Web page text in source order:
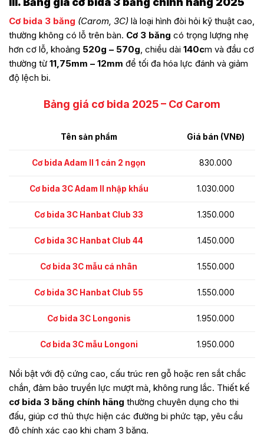
Cơ bida 3 băng (Carom, 3C) là loại hình đòi hỏi kỹ thuật cao,
thường không có lỗ trên bàn. Cơ 3 băng có trọng lượng nhẹ
hơn cơ lỗ, khoảng 520g – 570g, chiều dài 140cm và đầu cơ
thường từ 11,75mm – 12mm để tối đa hóa lực đánh và giảm
độ lệch bi.
Bảng giá cơ bida 2025 – Cơ Carom
Tên sản phẩm Giá bán (VNĐ)
Cơ bida Adam II 1 cán 2 ngọn 830.000
Cơ bida 3C Adam II nhập khẩu 1.030.000
Cơ bida 3C Hanbat Club 33 1.350.000
Cơ bida 3C Hanbat Club 44 1.450.000
Cơ bida 3C mẫu cá nhân 1.550.000
Cơ bida 3C Hanbat Club 55 1.550.000
Cơ bida 3C Longonis 1.950.000
Cơ bida 3C mẫu Longoni 1.950.000
Nổi bật với độ cứng cao, cấu trúc ren gỗ hoặc ren sắt chắc
chắn, đảm bảo truyền lực mượt mà, không rung lắc. Thiết kế
cơ bida 3 băng chính hãng thường chuyên dụng cho thi
đấu, giúp cơ thủ thực hiện các đường bi phức tạp, yêu cầu
độ chính xác cao khi chạm 3 băng.